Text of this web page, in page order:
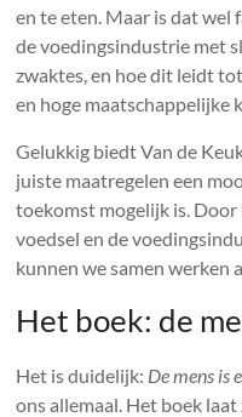
en te eten. Maar is dat wel
de voedingsindustrie met
zwaktes, en hoe dit leidt
en hoge maatschappelijke
Gelukkig biedt Van de
juiste maatregelen een
toekomst mogelijk is.
voedsel en de
kunnen we samen werken
Het boek: de
Het is duidelijk: De mens is
ons allemaal. Het boek